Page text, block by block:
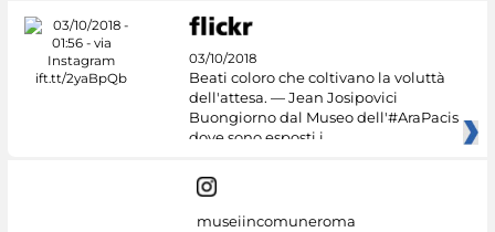
03/10/2018
Beati coloro che coltivano la voluttà
dell'attesa. — Jean Josipovici
Buongiorno dal Museo dell'#AraPacis
dove sono esposti i
museiincomuneroma